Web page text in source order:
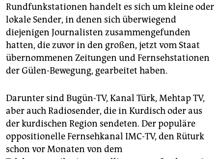
genossenschaft
epaper login
Rundfunkstationen handelt es sich um kleine oder
lokale Sender, in denen sich überwiegend
diejenigen Journalisten zusammengefunden
hatten, die zuvor in den großen, jetzt vom Staat
übernommenen Zeitungen und Fernsehstationen
der Gülen-Bewegung, gearbeitet haben.
Darunter sind Bugün-TV, Kanal Türk, Mehtap TV,
aber auch Radiosender, die in Kurdisch oder aus
der kurdischen Region sendeten. Der populäre
oppositionelle Fernsehkanal IMC-TV, den Rüturk
schon vor Monaten von dem